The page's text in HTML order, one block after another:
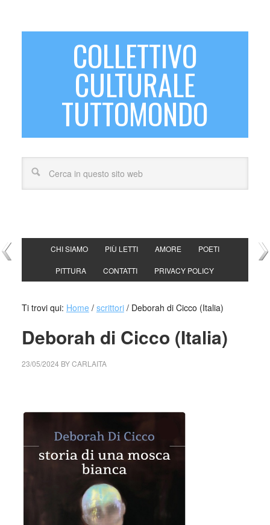
COLLETTIVO
CULTURALE
TUTTOMONDO
CHI SIAMO PIÙ LETTI AMORE POETI
PITTURA CONTATTI PRIVACY POLICY
Ti trovi qui: Home / scrittori /Deborah di Cicco (Italia)
Deborah di Cicco (Italia)
23/05/2024 BYCARLAITA